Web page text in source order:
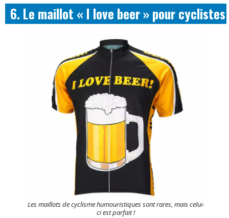
6. Le maillot « I love beer » pour cyclistes
Les maillots de cyclisme humouristiques sont rares, mais celui-
ci est parfait !